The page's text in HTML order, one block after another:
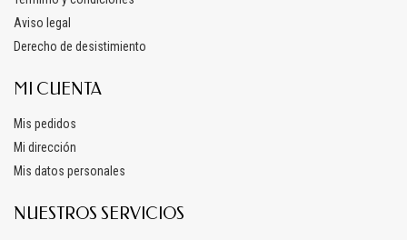
Aviso legal
Derecho de desistimiento
MI CUENTA
Mis pedidos
Mi dirección
Mis datos personales
NUESTROS SERVICIOS